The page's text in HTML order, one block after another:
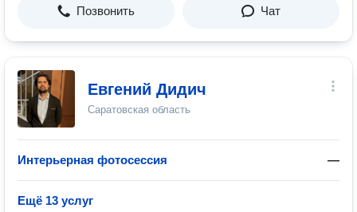
Позвонить Чат
Евгений Дидич
Саратовская область
Интерьерная фотосессия —
Ещё 13 услуг